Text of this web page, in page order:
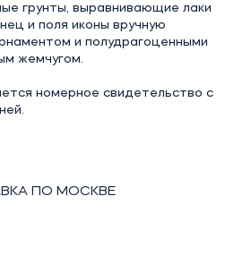
грунты, выравнивающие лаки
и поля иконы вручную
и полудрагоценными
жемчугом.
номерное свидетельство с
ПО МОСКВЕ